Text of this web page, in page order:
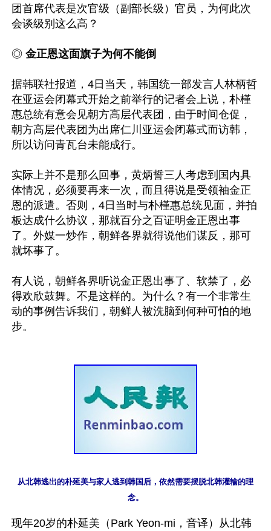
团首席代表是次官级（副部长级）官员，为何此次
会谈级别这么高？
◎ 金正恩这面旗子为何不能倒
据韩联社报道，4日当天，韩国统一部发言人林柄哲
在亚运会闭幕式开始之前举行的记者会上说，朴槿
惠总统有意会见朝方高层代表团，由于时间仓促，
朝方高层代表团为出席仁川亚运会闭幕式而访韩，
所以访问青瓦台未能成行。
实际上并不是那么回事，黄炳誓三人考虑到国内具
体情况，必须要再来一次，而且得说是受领袖金正
恩的派遣。否则，4日当时与朴槿惠总统见面，并拍
板达成什么协议，那就百分之百证明金正恩出事
了。外媒一炒作，朝鲜各界就得说他们谋反，那可
就坏事了。
有人说，朝鲜各界听说金正恩出事了、软禁了，必
得欢欣鼓舞。不是这样的。为什么？有一个非常生
动的事例告诉我们，朝鲜人被洗脑到何种可怕的地
步。
从北韩逃出的朴延美与家人逃到韩国后，依然需要摆脱北韩灌输的理
念。
现年20岁的朴延美（Park Yeon-mi，音译）从北韩